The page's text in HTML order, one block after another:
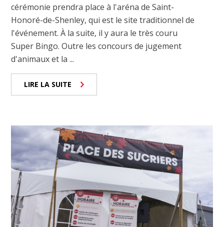
cérémonie prendra place à l'aréna de Saint-
Honoré-de-Shenley, qui est le site traditionnel de
l'événement. À la suite, il y aura le très couru
Super Bingo. Outre les concours de jugement
d'animaux et la ...
LIRE LA SUITE